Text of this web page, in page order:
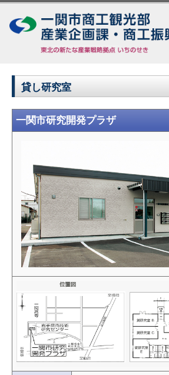
貸し研究室
一関市研究開発プラザ